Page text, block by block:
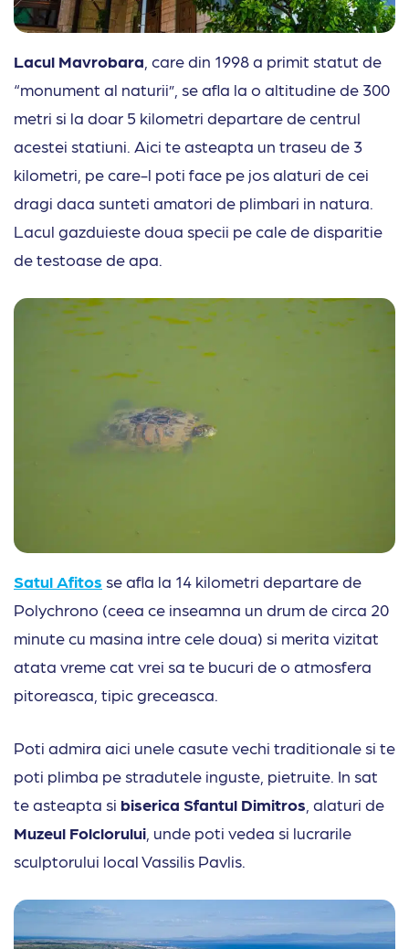
Lacul Mavrobara , care din 1998 a primit statut de
“monument al naturii”, se afla la o altitudine de 300
metri si la doar 5 kilometri departare de centrul
acestei statiuni. Aici te asteapta un traseu de 3
kilometri, pe care-l poti face pe jos alaturi de cei
dragi daca sunteti amatori de plimbari in natura.
Lacul gazduieste doua specii pe cale de disparitie
de testoase de apa.
Satul Afitos se afla la 14 kilometri departare de
Polychrono (ceea ce inseamna un drum de circa 20
minute cu masina intre cele doua) si merita vizitat
atata vreme cat vrei sa te bucuri de o atmosfera
pitoreasca, tipic greceasca.
Poti admira aici unele casute vechi traditionale si te
poti plimba pe stradutele inguste, pietruite. In sat
te asteapta si biserica Sfantul Dimitros , alaturi de
Muzeul Folclorului , unde poti vedea si lucrarile
sculptorului local Vassilis Pavlis.